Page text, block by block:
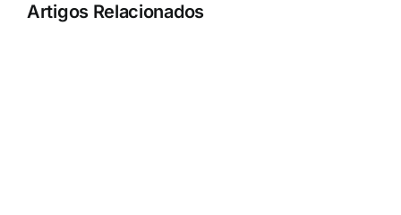
Artigos Relacionados